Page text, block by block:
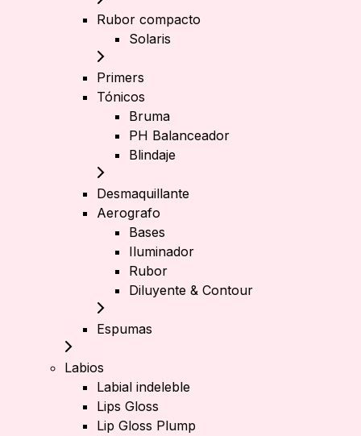
Rubor compacto
Solaris
Primers
Tónicos
Bruma
PH Balanceador
Blindaje
Desmaquillante
Aerografo
Bases
Iluminador
Rubor
Diluyente & Contour
Espumas
Labios
Labial indeleble
Lips Gloss
Lip Gloss Plump